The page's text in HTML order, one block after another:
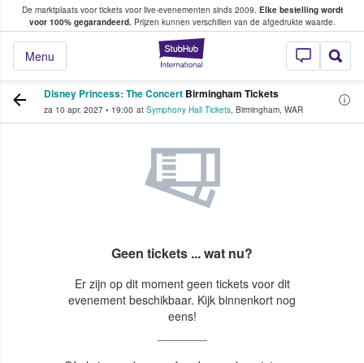
De marktplaats voor tickets voor live-evenementen sinds 2009. Elke bestelling wordt
voor 100% gegarandeerd.Prijzen kunnen verschillen van de afgedrukte waarde.
StubHub: waar
Menu
tickets kopen en verkopen
Disney Princess: The Concert Birmingham Tickets
za 10 apr. 2027 • 19:00 at Symphony Hall Tickets, Birmingham, WAR
Geen tickets ... wat nu?
Er zijn op dit moment geen tickets voor dit
evenement beschikbaar. Kijk binnenkort nog
eens!